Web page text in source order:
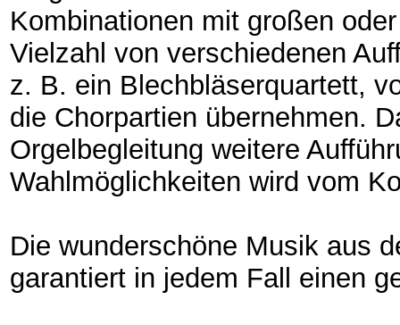
Kombinationen mit großen
Vielzahl von verschiedenen
z. B. ein Blechbläserquartett,
die Chorpartien übernehmen.
Orgelbegleitung weitere
Wahlmöglichkeiten wird vom
Die wunderschöne Musik aus
garantiert in jedem Fall einen